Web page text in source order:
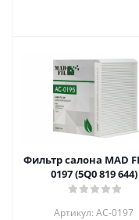
Фильтр салона MAD FIL
0197 (5Q0 819 644)
Артикул: AC-0197